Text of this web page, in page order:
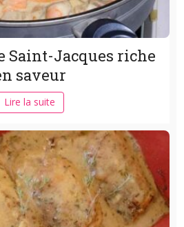
Saint-Jacques riche
saveur
Lire la suite